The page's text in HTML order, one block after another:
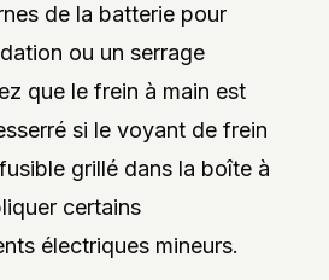
de la batterie pour
ou un serrage
que le frein à main est
si le voyant de frein
grillé dans la boîte à
certains
électriques mineurs.